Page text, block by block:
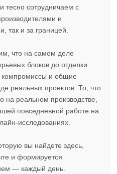
тесно сотрудничаем с
и
так и за границей.
что на самом деле
блоков до отделки
и общие
реальных проектов. То, что
на реальном производстве,
повседневной работе на
исследованиях.
вы найдете здесь,
и формируется
— каждый день.